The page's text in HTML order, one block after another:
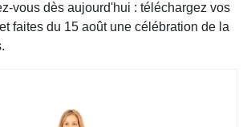
vous dès aujourd'hui : téléchargez vos
faites du 15 août une célébration de la